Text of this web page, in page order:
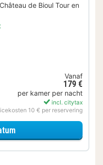
de Bioul Tour en
Vanaf
179 €
per kamer per nacht
incl. citytax
10 € per reservering
voor Lokaal Genieten